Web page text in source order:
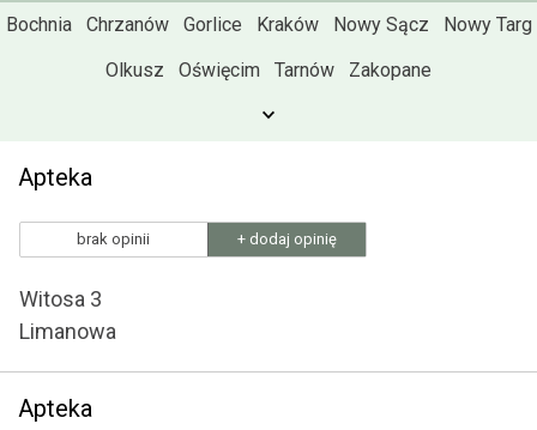
Bochnia Chrzanów Gorlice Kraków Nowy Sącz
Nowy Targ
Olkusz
Oświęcim Tarnów Zakopane
Apteka
brak opinii + dodaj opinię
Witosa 3
Limanowa
Apteka